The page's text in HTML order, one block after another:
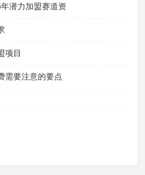
潜力加盟赛道资
项目
需要注意的要点